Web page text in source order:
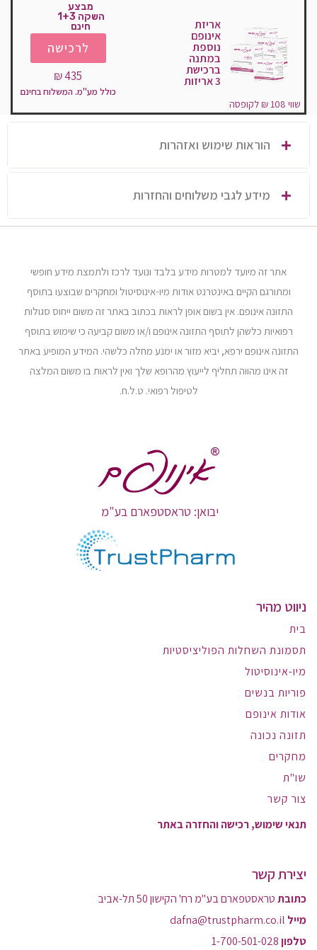
אריזת
אינופם
נוספת
במתנה
ברכישת
3 אריזות
שווי 108 ₪ לקופסה
לרכישה
מבצע
השקה 1+3
חינם
435 ₪
כולל מע"מ. המשלוח בחינם
הוראות שימוש ואזהרות
מידע לגבי משלוחים והחזרות
אתר זה מיועד למטרות מידע בלבד ונועד לרכז ולתמצת מידע חופשי
ומתורגם הקיים באינטרנט אודות מיו-אינוסיטול ומחקרים שבוצעו בתוסף
התזונה אינופם. אין בשום אופן לראות בכתוב באתר זה משום ייחוס סגולות
רפואיות כלשהן לתוסף התזונה אינופם ו/או משום קביעה כי שימוש בתוסף
התזונה אינופם ירפא, יביא מזור או ימנע מחלה כלשהי. המידע המופיע באתר
זה אינו מהווה תחליף לייעוץ מהרופא שלך ואין לראות בו משום המלצה
לטיפול רפואי. ט.ל.ח.
יבואן: טראסטפארם בע"מ
ניווט מהיר
בית
תסמונת השחלות הפוליציסטיות
מיו-אינוסיטול
פוריות בנשים
אודות אינופם
תזונה נכונה
מחקרים
שו"ת
צור קשר
תנאי שימוש, רכישה והחזרה באתר
יצירת קשר
כתובתטראסטפארם בע"מ רח' הקישון 50 תל-אביב
מייל
טלפון